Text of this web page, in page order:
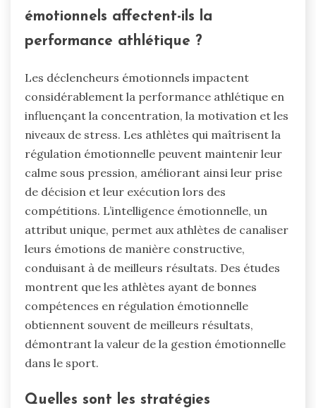
émotionnels affectent-ils la
performance athlétique ?
Les déclencheurs émotionnels impactent
considérablement la performance athlétique en
influençant la concentration, la motivation et les
niveaux de stress. Les athlètes qui maîtrisent la
régulation émotionnelle peuvent maintenir leur
calme sous pression, améliorant ainsi leur prise
de décision et leur exécution lors des
compétitions. L’intelligence émotionnelle, un
attribut unique, permet aux athlètes de canaliser
leurs émotions de manière constructive,
conduisant à de meilleurs résultats. Des études
montrent que les athlètes ayant de bonnes
compétences en régulation émotionnelle
obtiennent souvent de meilleurs résultats,
démontrant la valeur de la gestion émotionnelle
dans le sport.
Quelles sont les stratégies